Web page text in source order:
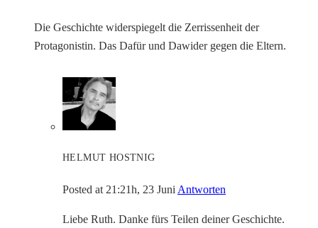
Die Geschichte widerspiegelt die Zerrissenheit der
Protagonistin. Das Dafür und Dawider gegen die Eltern.
HELMUT HOSTNIG
Posted at 21:21h, 23 Juni Antworten
Liebe Ruth. Danke fürs Teilen deiner Geschichte.